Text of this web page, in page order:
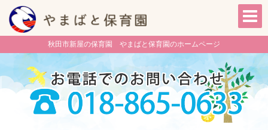
秋田市新屋の保育園 やまばと保育園のホームページ